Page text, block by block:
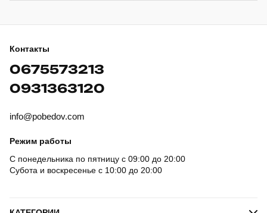
Контакты
0675573213
0931363120
info@pobedov.com
Режим работы
С понедельника по пятницу с 09:00 до 20:00
Субота и воскресенье с 10:00 до 20:00